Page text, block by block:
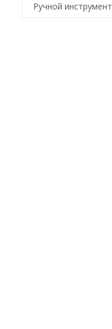
Ручной инструмент